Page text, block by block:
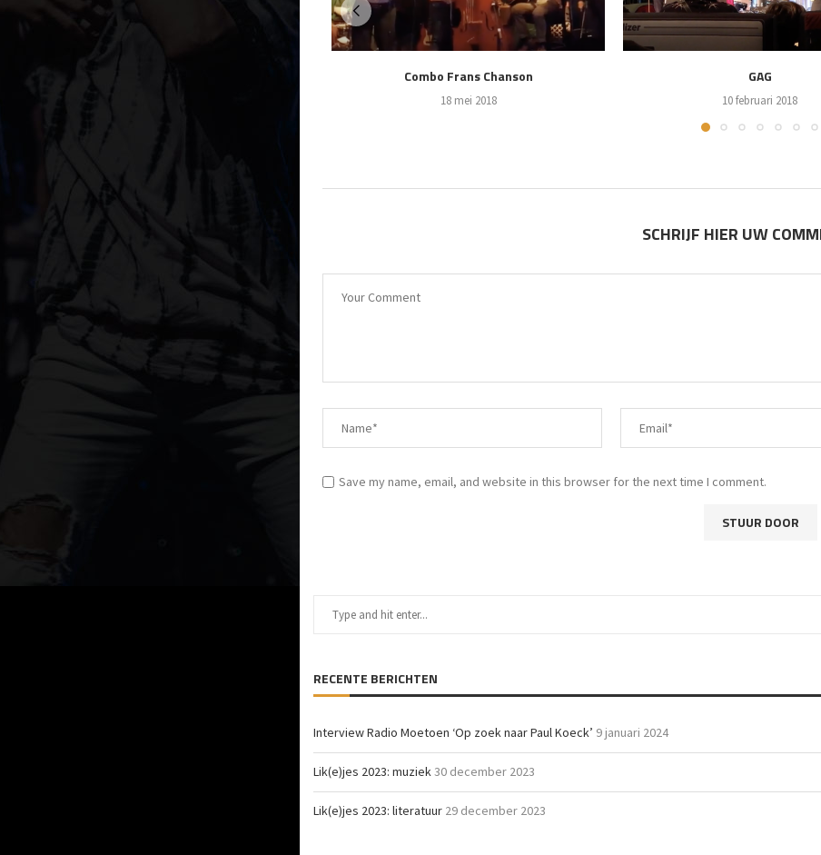
Combo Frans Chanson
18 mei 2018
GAG
10 februari 2018
SCHRIJF HIER UW
Save my name, email, and website in this browser for the next time I comment.
RECENTE BERICHTEN
Interview Radio Moetoen ‘Op zoek naar Paul Koeck’ 9 januari 2024
Lik(e)jes 2023: muziek30 december 2023
Lik(e)jes 2023: literatuur 29 december 2023